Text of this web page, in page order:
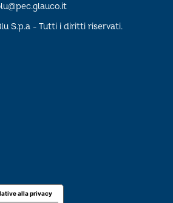
S.p.a - Tutti i diritti riservati.
alla privacy